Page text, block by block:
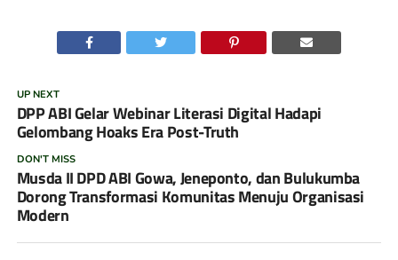
UP NEXT
DPP ABI Gelar Webinar Literasi Digital Hadapi
Gelombang Hoaks Era Post-Truth
DON'T MISS
Musda II DPD ABI Gowa, Jeneponto, dan Bulukumba
Dorong Transformasi Komunitas Menuju Organisasi
Modern